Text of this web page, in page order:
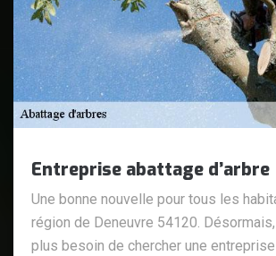
Entreprise abattage d’arbre
Une bonne nouvelle pour tous les
région de Deneuvre 54120. Désormais,
plus besoin de chercher une entreprise